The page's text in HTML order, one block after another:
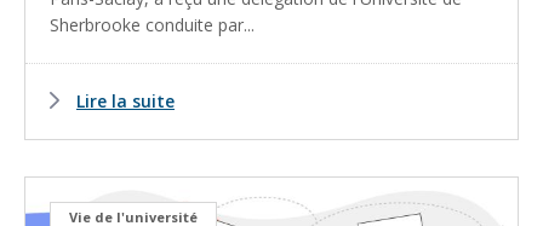
Sherbrooke conduite par...
Lire la suite
Vie de l'université